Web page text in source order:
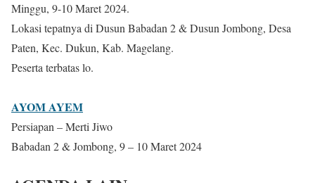
Minggu, 9-10 Maret 2024.
Lokasi tepatnya di Dusun Babadan 2 & Dusun Jombong, Desa
Paten, Kec. Dukun, Kab. Magelang.
Peserta terbatas lo.
AYOM AYEM
Persiapan – Merti Jiwo
Babadan 2 & Jombong, 9 – 10 Maret 2024